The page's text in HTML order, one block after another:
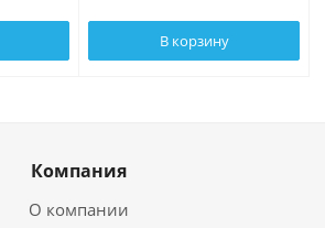
В корзину
Компания
О компании